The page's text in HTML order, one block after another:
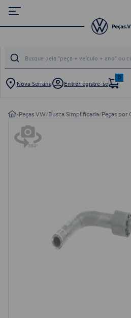
Nova Serrana Entre/registre-se
0
/Peças VW/Busca Simplificada/Peças por